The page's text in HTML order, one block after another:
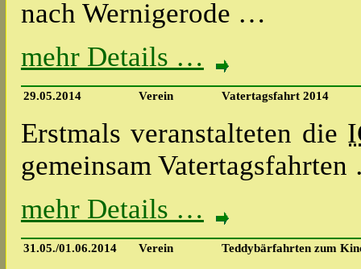
nach Wernigerode …
mehr Details …
29.05.2014 Verein Vatertagsfahrt 2014
Erstmals veranstalteten die
gemeinsam
mehr Details …
31.05./01.06.2014 Verein Teddybärfahrten zum